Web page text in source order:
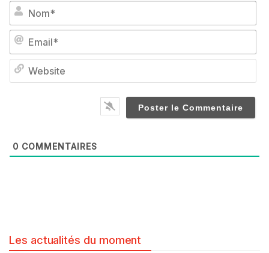
0 COMMENTAIRES
Les actualités du moment